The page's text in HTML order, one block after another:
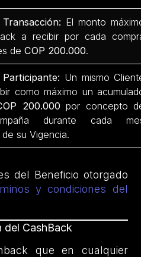
El monto
a recibir por cada
deCOP 200.000.
Un mismo
como máximo un
200.000 por concepto
durante cada
su Vigencia.
del Beneficio otorgado
y condiciones del
del CashBack
que en cualquier